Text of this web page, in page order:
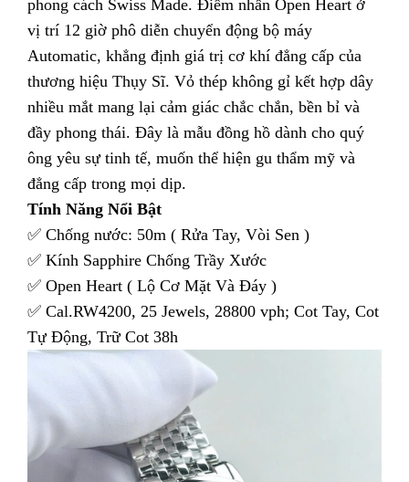
phong cách Swiss Made. Điểm nhấn Open Heart ở
vị trí 12 giờ phô diễn chuyển động bộ máy
Automatic, khẳng định giá trị cơ khí đẳng cấp của
thương hiệu Thụy Sĩ. Vỏ thép không gỉ kết hợp dây
nhiều mắt mang lại cảm giác chắc chắn, bền bỉ và
đầy phong thái. Đây là mẫu đồng hồ dành cho quý
ông yêu sự tinh tế, muốn thể hiện gu thẩm mỹ và
đẳng cấp trong mọi dịp.
Tính Năng Nổi Bật
✅ Chống nước: 50m ( Rửa Tay, Vòi Sen )
✅ Kính Sapphire Chống Trầy Xước
✅ Open Heart ( Lộ Cơ Mặt Và Đáy )
✅ Cal.RW4200, 25 Jewels, 28800 vph; Cot Tay, Cot
Tự Động, Trữ Cot 38h